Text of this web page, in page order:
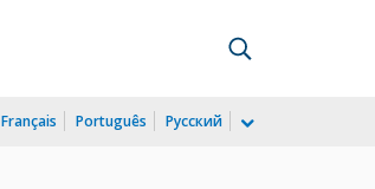
Français Português Русский